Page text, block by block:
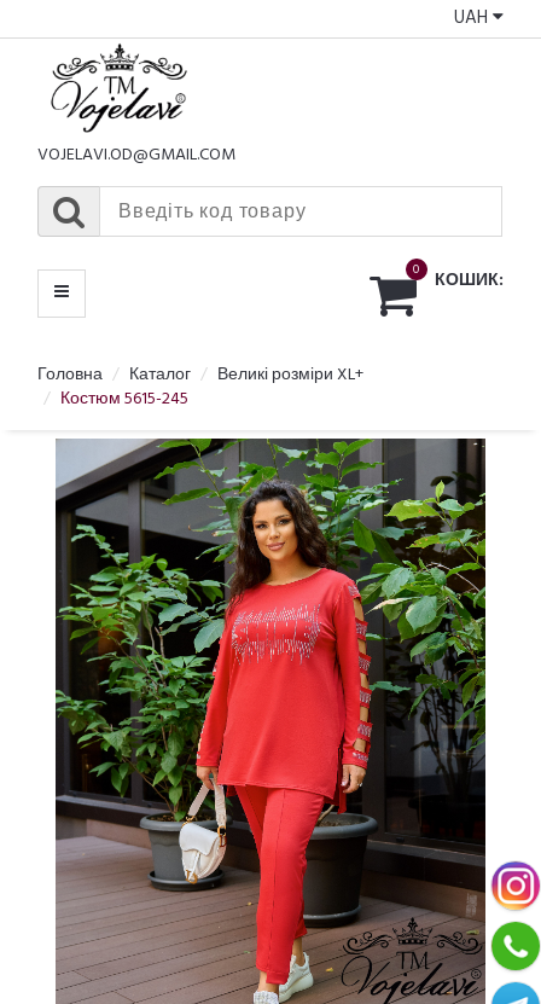
UAH
VOJELAVI.OD@GMAIL.COM
0 КОШИК:
МЕНЮ
Головна Каталог
Великі розміри XL+
Костюм 5615-245